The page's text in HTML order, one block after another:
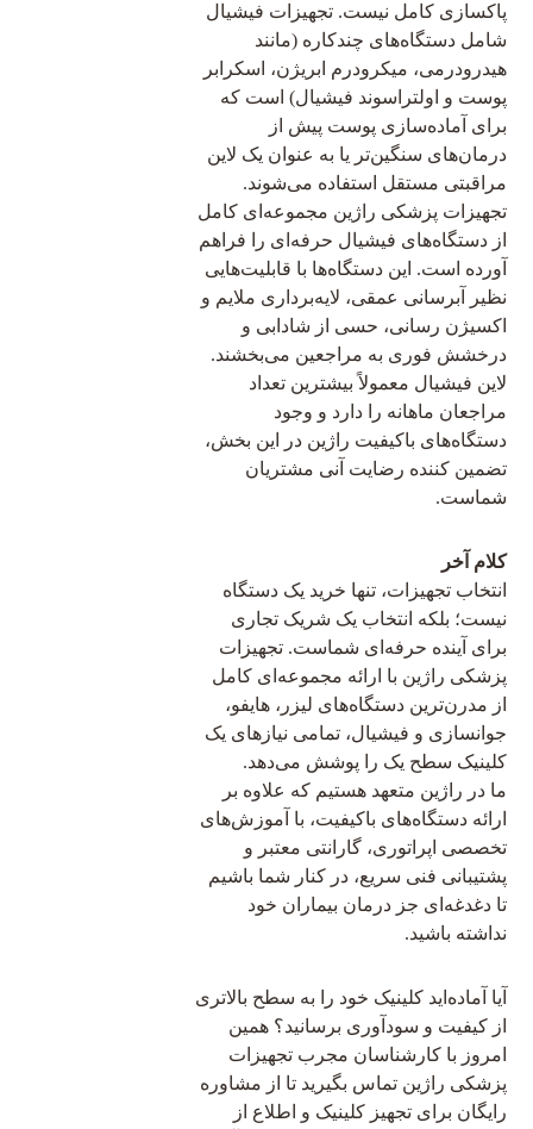
پاکسازی کامل نیست. تجهیزات فیشیال
شامل دستگاه‌های چندکاره (مانند
هیدرودرمی، میکرودرم ابریژن، اسکرابر
پوست و اولتراسوند فیشیال) است که
برای آماده‌سازی پوست پیش از
درمان‌های سنگین‌تر یا به عنوان یک لاین
مراقبتی مستقل استفاده می‌شوند.
تجهیزات پزشکی راژین مجموعه‌ای کامل
از دستگاه‌های فیشیال حرفه‌ای را فراهم
آورده است. این دستگاه‌ها با قابلیت‌هایی
نظیر آبرسانی عمقی، لایه‌برداری ملایم و
اکسیژن رسانی، حسی از شادابی و
درخشش فوری به مراجعین می‌بخشند.
لاین فیشیال معمولاً بیشترین تعداد
مراجعان ماهانه را دارد و وجود
دستگاه‌های باکیفیت راژین در این بخش،
تضمین کننده رضایت آنی مشتریان
شماست.
کلام آخر
انتخاب تجهیزات، تنها خرید یک دستگاه
نیست؛ بلکه انتخاب یک شریک تجاری
برای آینده حرفه‌ای شماست. تجهیزات
پزشکی راژین با ارائه مجموعه‌ای کامل
از مدرن‌ترین دستگاه‌های لیزر، هایفو،
جوانسازی و فیشیال، تمامی نیازهای یک
کلینیک سطح یک را پوشش می‌دهد.
ما در راژین متعهد هستیم که علاوه بر
ارائه دستگاه‌های باکیفیت، با آموزش‌های
تخصصی اپراتوری، گارانتی معتبر و
پشتیبانی فنی سریع، در کنار شما باشیم
تا دغدغه‌ای جز درمان بیماران خود
نداشته باشید.
آیا آماده‌اید کلینیک خود را به سطح بالاتری
از کیفیت و سودآوری برسانید؟ همین
امروز با کارشناسان مجرب تجهیزات
پزشکی راژین تماس بگیرید تا از مشاوره
رایگان برای تجهیز کلینیک و اطلاع از